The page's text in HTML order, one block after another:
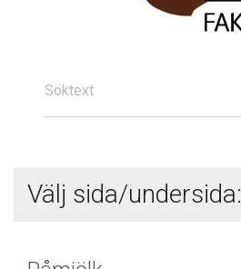
Söktext
Välj sida/undersida: